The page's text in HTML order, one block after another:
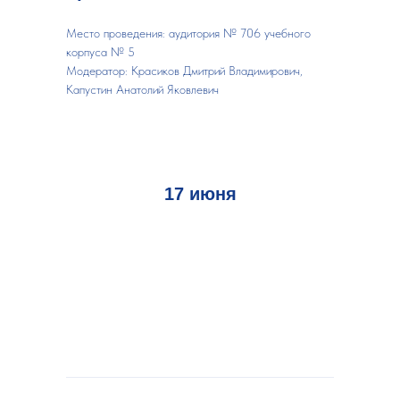
Место проведения: аудитория № 706 учебного
корпуса № 5
Модератор: Красиков Дмитрий Владимирович,
Капустин Анатолий Яковлевич
17 июня